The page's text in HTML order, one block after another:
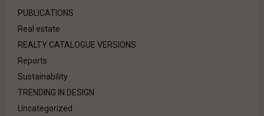
PUBLICATIONS
Real estate
REALTY CATALOGUE VERSIONS
Reports
Sustainability
TRENDING IN DESIGN
Uncategorized